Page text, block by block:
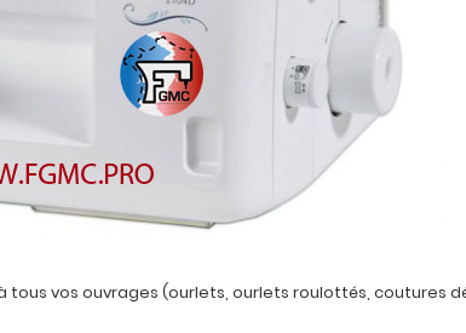
tous vos ouvrages (ourlets, ourlets roulottés, coutures